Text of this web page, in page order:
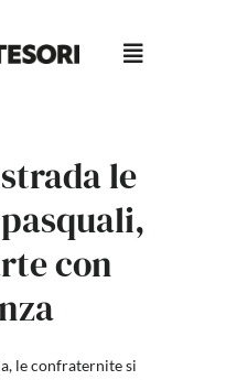
le
con
le confraternite si